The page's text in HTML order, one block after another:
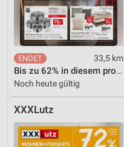
33,5 km
Bis zu 62% in diesem prospekt
Noch heute gültig
XXXLutz